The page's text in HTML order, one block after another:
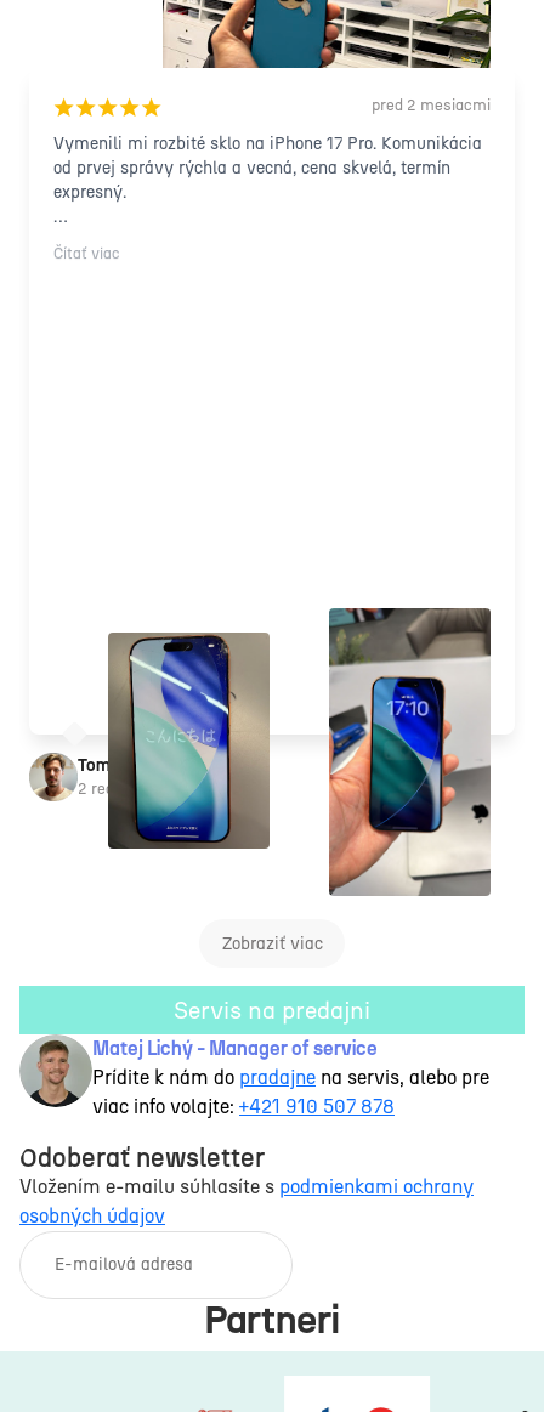
¡¡¡¡¡ pred 2 mesiacmi
Vymenili mi rozbité sklo na iPhone 17 Pro. Komunikácia
od prvej správy rýchla a vecná, cena skvelá, termín
expresný.
Samotná oprava prebehla presne podľa dohody, bez
prekvapení a navýšenia. Po dokončení sa mi sami ozvali
Čítať viac
Tomáš Kršňák
2 recenzie
Zobraziť viac
Servis na predajni
Matej Lichý - Manager of service
Prídite k nám do pradajne na servis, alebo pre
viac info volajte: +421 910 507 878
Odoberať newsletter
Vložením e-mailu súhlasíte s podmienkami ochrany
osobných údajov
E-mail
Partneri